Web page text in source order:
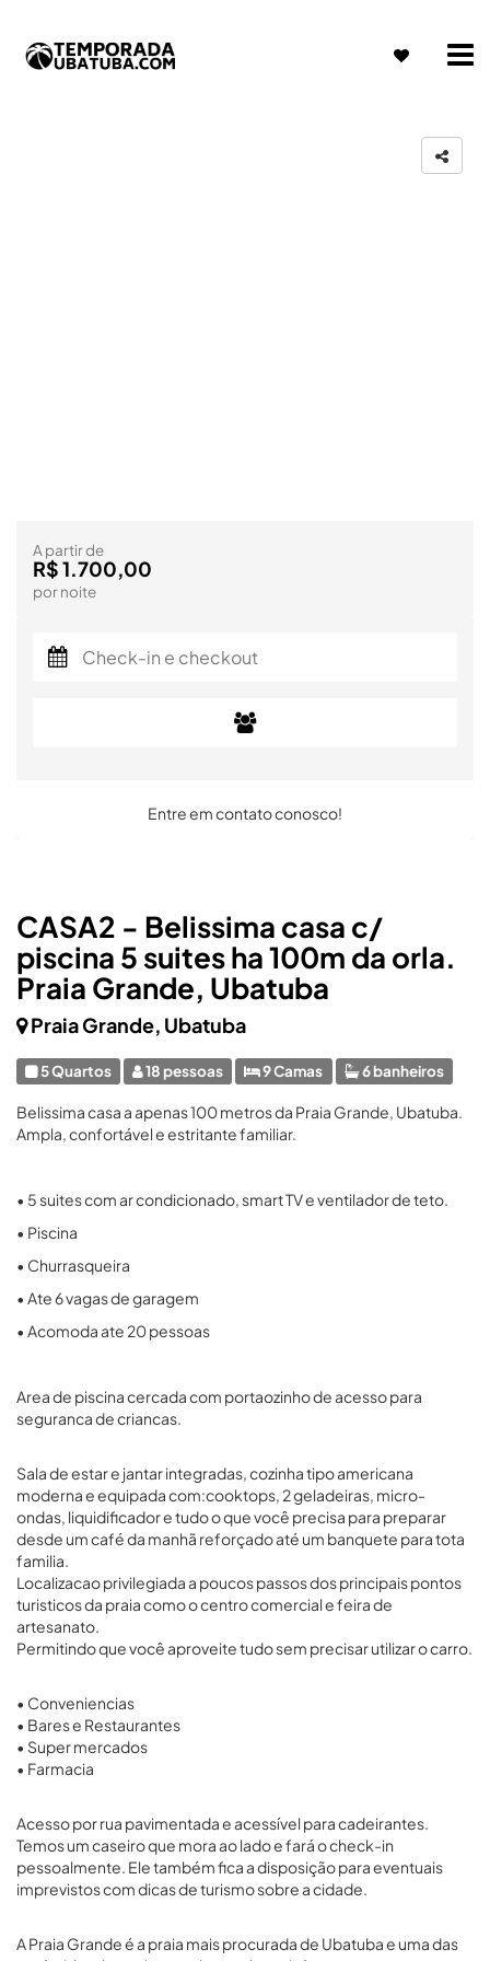
CASA2 - Belissima casa c/
piscina 5 suites ha 100m da orla.
Praia Grande, Ubatuba
Praia Grande, Ubatuba
5 Quartos 18 pessoas 9 Camas 6 banheiros
Belissima casa a apenas 100 metros da Praia Grande, Ubatuba.
Ampla, confortável e estritante familiar.
• 5 suites com ar condicionado, smart TV e ventilador de teto.
• Piscina
• Churrasqueira
• Ate 6 vagas de garagem
• Acomoda ate 20 pessoas
Area de piscina cercada com portaozinho de acesso para
seguranca de criancas.
Sala de estar e jantar integradas, cozinha tipo americana
moderna e equipada com:cooktops, 2 geladeiras, micro-
ondas, liquidificador e tudo o que você precisa para preparar
desde um café da manhã reforçado até um banquete para tota
familia.
Localizacao privilegiada a poucos passos dos principais pontos
turisticos da praia como o centro comercial e feira de
artesanato.
Permitindo que você aproveite tudo sem precisar utilizar o carro.
• Conveniencias
• Bares e Restaurantes
• Super mercados
• Farmacia
Acesso por rua pavimentada e acessível para cadeirantes.
Temos um caseiro que mora ao lado e fará o check-in
pessoalmente. Ele também fica a disposição para eventuais
imprevistos com dicas de turismo sobre a cidade.
A Praia Grande é a praia mais procurada de Ubatuba e uma das
A partir de
R$ 1.700,00
por noite
Entre em contato conosco!